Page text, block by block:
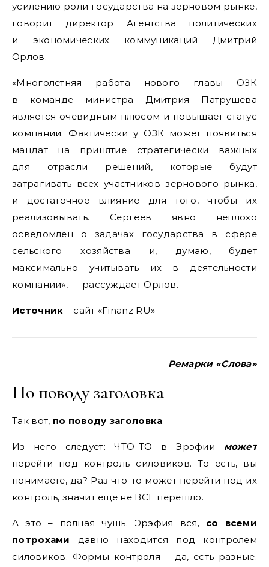
усилению роли государства на зерновом рынке,
говорит директор Агентства политических
и экономических коммуникаций Дмитрий
Орлов.
«Многолетняя работа нового главы ОЗК
в команде министра Дмитрия Патрушева
является очевидным плюсом и повышает статус
компании. Фактически у ОЗК может появиться
мандат на принятие стратегически важных
для отрасли решений, которые будут
затрагивать всех участников зернового рынка,
и достаточное влияние для того, чтобы их
реализовывать. Сергеев явно неплохо
осведомлен о задачах государства в сфере
сельского хозяйства и, думаю, будет
максимально учитывать их в деятельности
компании», — рассуждает Орлов.
Источник – сайт «Finanz RU»
Ремарки «Слова»
По поводу заголовка
Так вот, по поводу заголовка.
Из него следует: ЧТО-ТО в Эрэфии может
перейти под контроль силовиков. То есть, вы
понимаете, да? Раз что-то может перейти под их
контроль, значит ещё не ВСЁ перешло.
А это – полная чушь. Эрэфия вся, со всеми
потрохами давно находится под контролем
силовиков. Формы контроля – да, есть разные.